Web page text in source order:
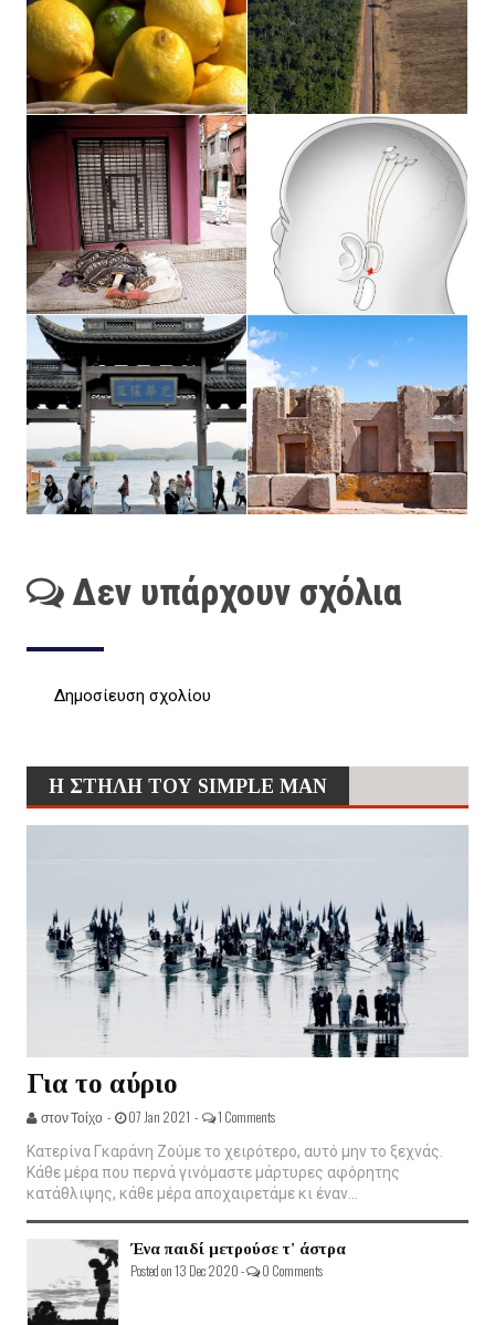
Δεν υπάρχουν σχόλια
Δημοσίευση σχολίου
Η ΣΤΗΛΗ ΤΟΥ SIMPLE MAN
Για το αύριο
στον Τοίχο - 07 Jan 2021 - 1 Comments
Κατερίνα Γκαράνη Ζούμε το χειρότερο, αυτό μην το ξεχνάς.
Κάθε μέρα που περνά γινόμαστε μάρτυρες αφόρητης
κατάθλιψης, κάθε μέρα αποχαιρετάμε κι έναν...
Ένα παιδί μετρούσε τ' άστρα
Posted on 13 Dec 2020 - 0 Comments